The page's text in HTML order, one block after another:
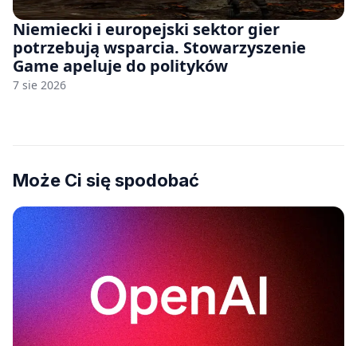
Niemiecki i europejski sektor gier
potrzebują wsparcia. Stowarzyszenie
Game apeluje do polityków
7 sie 2026
Może Ci się spodobać